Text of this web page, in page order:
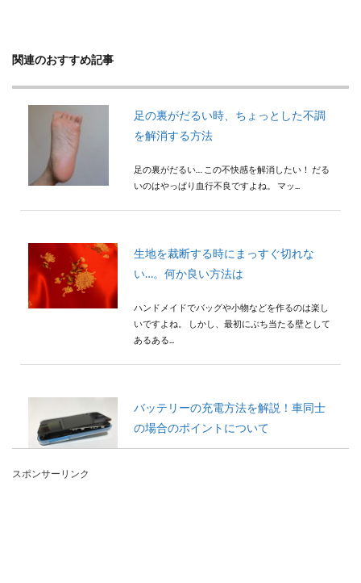
関連のおすすめ記事
足の裏がだるい時、ちょっとした不調
を解消する方法
足の裏がだるい… この不快感を解消したい！ だる
いのはやっぱり血行不良ですよね。 マッ...
生地を裁断する時にまっすぐ切れな
い…。何か良い方法は
ハンドメイドでバッグや小物などを作るのは楽し
いですよね。 しかし、最初にぶち当たる壁として
あるある...
バッテリーの充電方法を解説！車同士
の場合のポイントについて
スポンサーリンク